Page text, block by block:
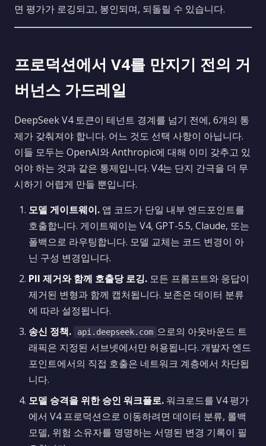
면 평가가 로깅되고, 봉인되며, 되돌릴 수 있습니다.
프로덕션에서 V4를 만지기 전의 거
버넌스 가드레일
DeepSeek V4 토큰이 테넌트 경계를 넘기 전에, 6개의 통
제가 갖춰져야 합니다. 어느 것도 선택 사항이 아닙니다.
이들 모두는 OpenAI와 Anthropic에 대해 이미 갖추고 있
어야 하는 것과 같은 통제입니다. V4는 단지 간극을 더 무
시하기 어렵게 만들 뿐입니다.
모델 게이트웨이. 앱 코드가 단일 내부 엔드포인트를
호출합니다. 게이트웨이는 V4, GPT-5.5, Claude, 또는
폴백으로 라우팅합니다. 모델 교체는 코드 변경이 아
닌 구성 변경입니다.
PII 제거와 함께 호출당 로깅. 모든 프롬프트와 응답이
제거된 변형과 함께 캡처됩니다. 보존은 데이터 분류
에 따라 설정됩니다.
송신 정책.
api.deepseek.com 으로의 아웃바운드 트
래픽은 지정된 서브넷에서만 허용됩니다. 개발자 엔드
포인트에서의 직접 호출은 네트워크 계층에서 차단됩
니다.
모델 승격을 위한 승인 워크플로. 워크로드를 V4 평가
에서 V4 프로덕션으로 이동하려면 데이터 분류, 롤백
모델, 위험 소유자를 명명하는 서명된 변경 기록이 필